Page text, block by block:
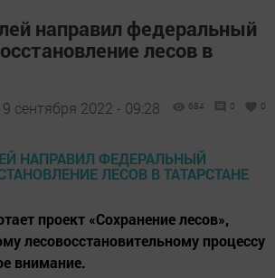
направил федеральный
лесов в
сентября 2022 - 09:28 684 0 0
проект «Сохранение лесов»,
лесовосстановительному процессу
внимание.